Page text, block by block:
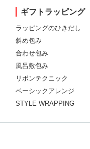
ギフトラッピング
ラッピングのひきだし
斜め包み
合わせ包み
風呂敷包み
リボンテクニック
ベーシックアレンジ
STYLE WRAPPING